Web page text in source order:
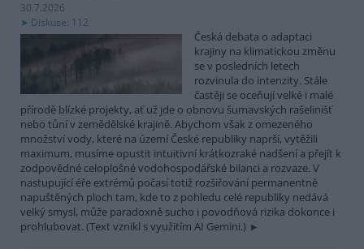
30.7.2026
Diskuse: 112
Česká debata o adaptaci
krajiny na klimatickou změnu
se v posledních letech
rozvinula do intenzity. Stále
častěji se oceňují velké i malé
přírodě blízké projekty, ať už jde o obnovu šumavských rašelinišť
nebo tůní v zemědělské krajině. Abychom však z omezeného
množství vody, které na území České republiky naprší, vytěžili
maximum, musíme opustit intuitivní krátkozraké nadšení a přejít k
zodpovědné celoplošné vodohospodářské bilanci a rozvaze. V
nastupující éře extrémů počasí totiž rozšiřování permanentně
napuštěných ploch tam, kde to z pohledu celé republiky nedává
velký smysl, může paradoxně sucho i povodňová rizika dokonce i
prohlubovat. (Text vznikl s využitím AI Gemini.)